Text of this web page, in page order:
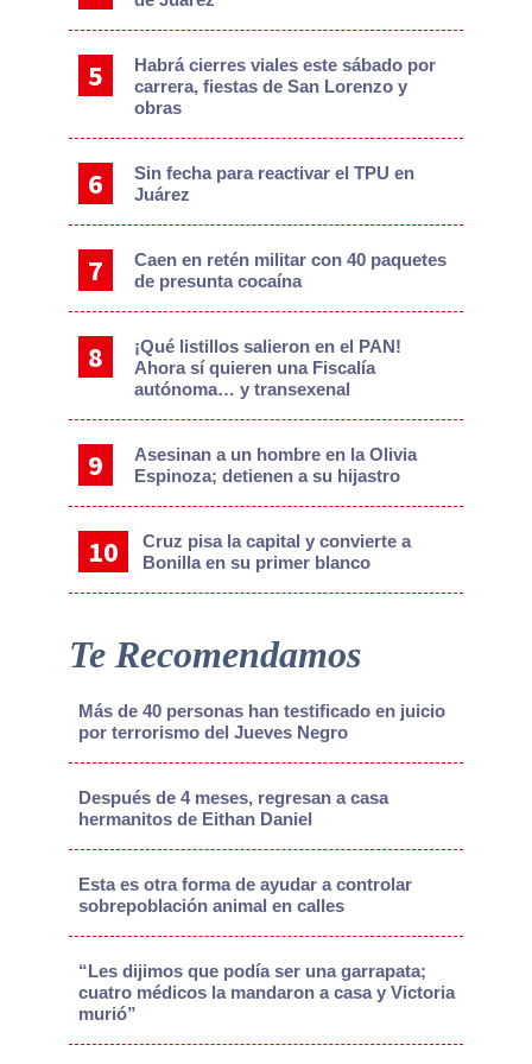
Habrá cierres viales este sábado por
carrera, fiestas de San Lorenzo y
obras
Sin fecha para reactivar el TPU en
Juárez
Caen en retén militar con 40 paquetes
de presunta cocaína
¡Qué listillos salieron en el PAN!
Ahora sí quieren una Fiscalía
autónoma… y transexenal
Asesinan a un hombre en la Olivia
Espinoza; detienen a su hijastro
Cruz pisa la capital y convierte a
Bonilla en su primer blanco
Te Recomendamos
Más de 40 personas han testificado en juicio
por terrorismo del Jueves Negro
Después de 4 meses, regresan a casa
hermanitos de Eithan Daniel
Esta es otra forma de ayudar a controlar
sobrepoblación animal en calles
“Les dijimos que podía ser una garrapata;
cuatro médicos la mandaron a casa y Victoria
murió”